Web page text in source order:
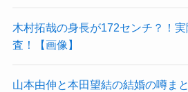
木村拓哉の身長が172センチ？！
査！【画像】
山本由伸と本田望結の結婚の噂ま